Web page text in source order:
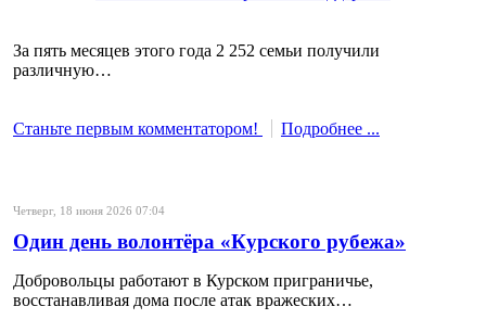
За пять месяцев этого года 2 252 семьи получили
различную…
Станьте первым комментатором! Подробнее ...
Четверг, 18 июня 2026 07:04
Один день волонтёра «Курского рубежа»
Добровольцы работают в Курском приграничье,
восстанавливая дома после атак вражеских…